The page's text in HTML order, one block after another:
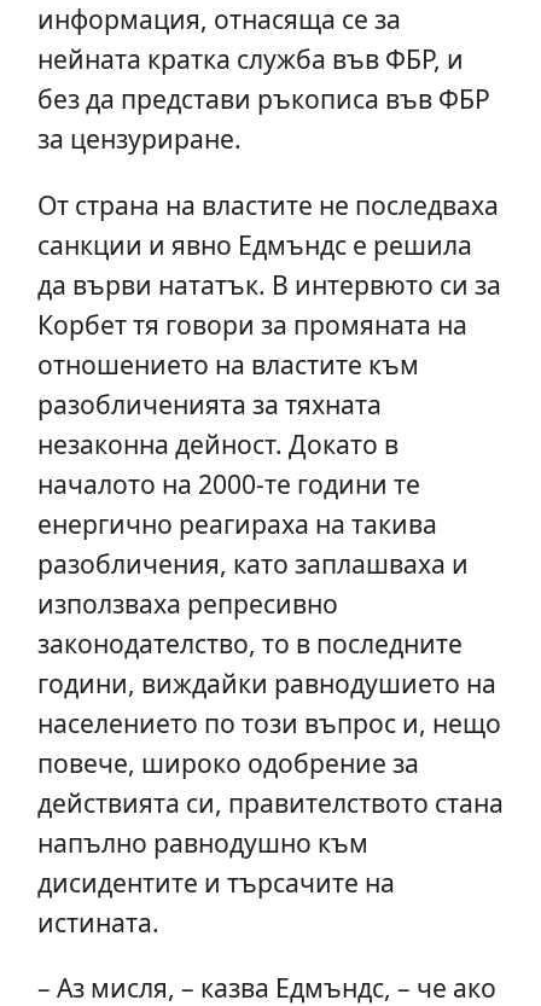
информация, отнасяща се за
нейната кратка служба във ФБР, и
без да представи ръкописа във ФБР
за цензуриране.
От страна на властите не последваха
санкции и явно Едмъндс е решила
да върви нататък. В интервюто си за
Корбет тя говори за промяната на
отношението на властите към
разобличенията за тяхната
незаконна дейност. Докато в
началото на 2000-те години те
енергично реагираха на такива
разобличения, като заплашваха и
използваха репресивно
законодателство, то в последните
години, виждайки равнодушието на
населението по този въпрос и, нещо
повече, широко одобрение за
действията си, правителството стана
напълно равнодушно към
дисидентите и търсачите на
истината.
– Аз мисля, – казва Едмъндс, – че ако